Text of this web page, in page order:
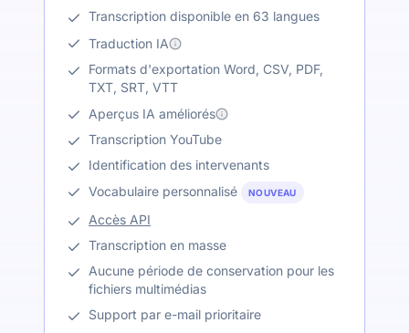
Transcription disponible en 63 langues
Traduction IA
Formats d'exportation Word, CSV, PDF,
TXT, SRT, VTT
Aperçus IA améliorés
Transcription YouTube
Identification des intervenants
Vocabulaire personnalisé
NOUVEAU
Accès API
Transcription en masse
Aucune période de conservation pour les
fichiers multimédias
Support par e-mail prioritaire